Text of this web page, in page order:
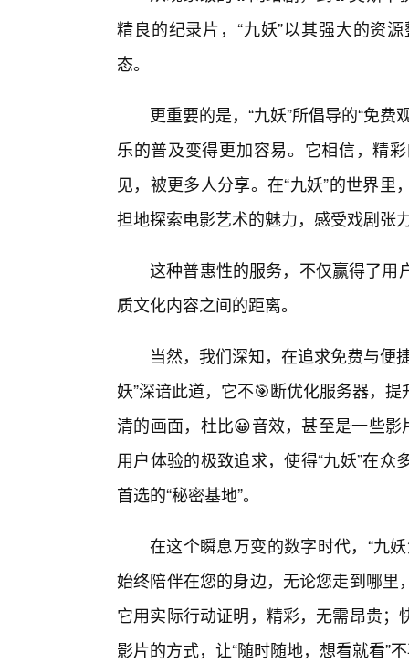
精良的纪录片，“九妖”以其强大的资
态。
更重要的是，“九妖”所倡导的“免
乐的普及变得更加容易。它相信，精
见，被更多人分享。在“九妖”的世界
担地探索电影艺术的魅力，感受戏剧张
这种普惠性的服务，不仅赢得了用
质文化内容之间的距离。
当然，我们深知，在追求免费与便
妖”深谙此道，它不🎯断优化服务器，
清的画面，杜比😀音效，甚至是一些
用户体验的极致追求，使得“九妖”在
首选的“秘密基地”。
在这个瞬息万变的数字时代，“九
始终陪伴在您的身边，无论您走到哪
它用实际行动证明，精彩，无需昂贵
影片的方式，让“随时随地，想看就看”